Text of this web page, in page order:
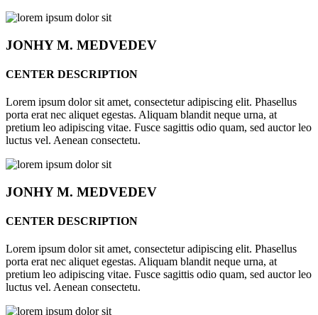
JONHYM. MEDVEDEV
CENTER DESCRIPTION
Lorem ipsum dolor sit amet, consectetur adipiscing elit. Phasellus
porta erat nec aliquet egestas. Aliquam blandit neque urna, at
pretium leo adipiscing vitae. Fusce sagittis odio quam, sed auctor leo
luctus vel. Aenean consectetu.
JONHYM. MEDVEDEV
CENTER DESCRIPTION
Lorem ipsum dolor sit amet, consectetur adipiscing elit. Phasellus
porta erat nec aliquet egestas. Aliquam blandit neque urna, at
pretium leo adipiscing vitae. Fusce sagittis odio quam, sed auctor leo
luctus vel. Aenean consectetu.